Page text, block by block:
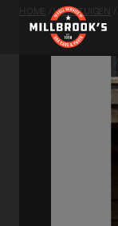
HOME /VOERTUIGEN /